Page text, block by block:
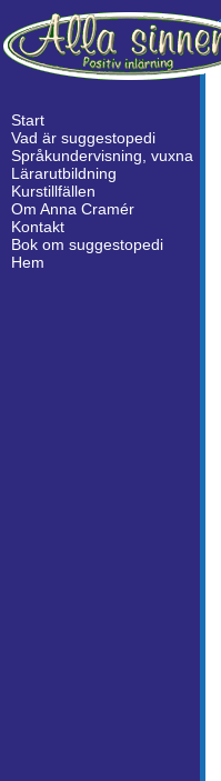
Start
Vad är suggestopedi
Språkundervisning, vuxna
Lärarutbildning
Kurstillfällen
Om Anna Cramér
Kontakt
Bok om suggestopedi
Hem